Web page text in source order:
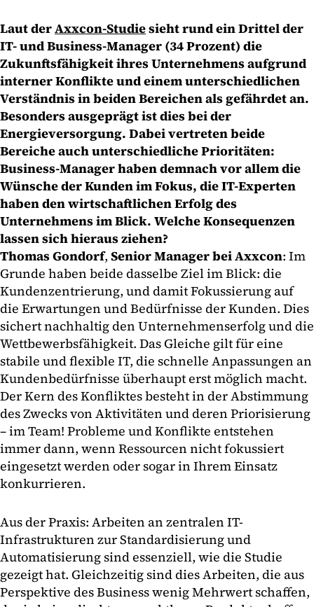
Laut derAxxcon-Studiesieht rund ein Drittel der
IT- und Business-Manager (34 Prozent) die
Zukunftsfähigkeit ihres Unternehmens aufgrund
interner Konflikte und einem unterschiedlichen
Verständnis in beiden Bereichen als gefährdet an.
Besonders ausgeprägt ist dies bei der
Energieversorgung. Dabei vertreten beide
Bereiche auch unterschiedliche Prioritäten:
Business-Manager haben demnach vor allem die
Wünsche der Kunden im Fokus, die IT-Experten
haben den wirtschaftlichen Erfolg des
Unternehmens im Blick. Welche Konsequenzen
lassen sich hieraus ziehen?
Thomas Gondorf, Senior Manager bei Axxcon: Im
Grunde haben beide dasselbe Ziel im Blick: die
Kundenzentrierung, und damit Fokussierung auf
die Erwartungen und Bedürfnisse der Kunden. Dies
sichert nachhaltig den Unternehmenserfolg und die
Wettbewerbsfähigkeit. Das Gleiche gilt für eine
stabile und flexible IT, die schnelle Anpassungen an
Kundenbedürfnisse überhaupt erst möglich macht.
Der Kern des Konfliktes besteht in der Abstimmung
des Zwecks von Aktivitäten und deren Priorisierung
– im Team! Probleme und Konflikte entstehen
immer dann, wenn Ressourcen nicht fokussiert
eingesetzt werden oder sogar in Ihrem Einsatz
konkurrieren.
Aus der Praxis: Arbeiten an zentralen IT-
Infrastrukturen zur Standardisierung und
Automatisierung sind essenziell, wie die Studie
gezeigt hat. Gleichzeitig sind dies Arbeiten, die aus
Perspektive des Business wenig Mehrwert schaffen,